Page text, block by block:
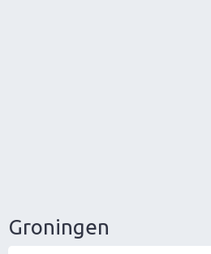
Groningen